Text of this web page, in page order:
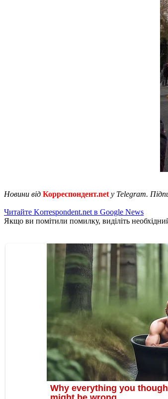
Новини від Корреспондент.net у Telegram.
Читайте Korrespondent.net в Google News
Якщо ви помітили помилку, виділіть